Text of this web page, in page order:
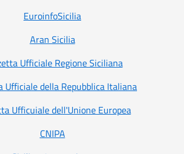
EuroinfoSicilia
Aran Sicilia
Ufficiale Regione Siciliana
Ufficiale della Repubblica Italiana
Ufficuiale dell'Unione Europea
CNIPA